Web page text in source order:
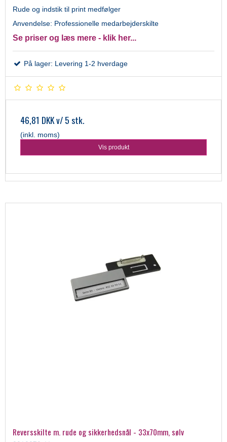
Rude og indstik til print medfølger
Anvendelse: Professionelle medarbejderskilte
Se priser og læs mere - klik her...
På lager: Levering 1-2 hverdage
46,81 DKKv/ 5 stk.
(inkl. moms)
Vis produkt
Reversskilte m. rude og sikkerhedsnål - 33x70mm, sølv